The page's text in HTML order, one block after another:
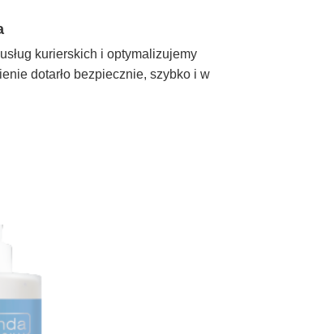
kurierskich i optymalizujemy
dotarło bezpiecznie, szybko i w